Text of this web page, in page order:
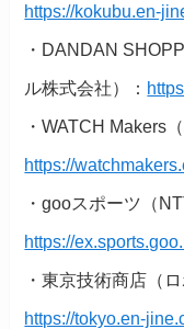
https://kokubu.en-
・DANDAN
ル株式会社）：
・WATCH Makers
https://
・gooスポーツ（
https://
・東京技術商店（
https://tokyo.en-